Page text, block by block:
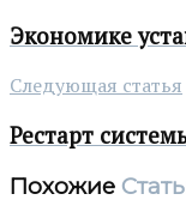
Экономике
Следующая статья
Рестарт
Похожие